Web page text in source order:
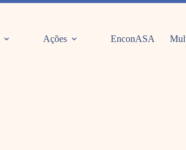
Ações EnconASA